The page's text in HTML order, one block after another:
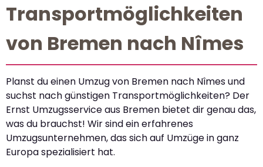
Transportmöglichkeiten
von Bremen nach Nîmes
Planst du einen Umzug von Bremen nach Nîmes und
suchst nach günstigen Transportmöglichkeiten? Der
Ernst Umzugsservice aus Bremen bietet dir genau das,
was du brauchst! Wir sind ein erfahrenes
Umzugsunternehmen, das sich auf Umzüge in ganz
Europa spezialisiert hat.